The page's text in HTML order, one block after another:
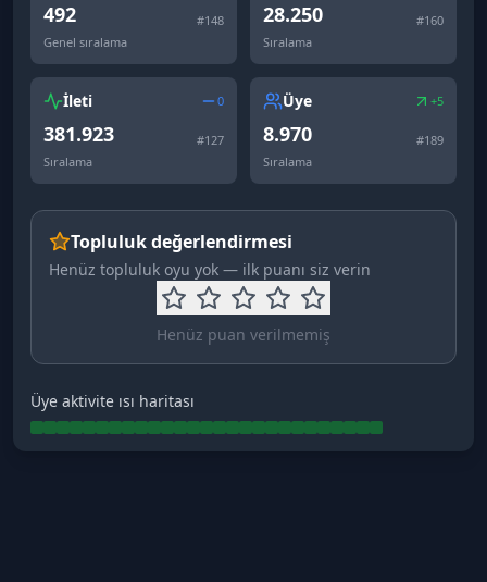
492 #148
Genel sıralama
28.250 #160
Sıralama
İleti 0
381.923 #127
Sıralama
Üye +5
8.970 #189
Sıralama
Topluluk değerlendirmesi
Henüz topluluk oyu yok — ilk puanı siz verin
Henüz puan verilmemiş
Üye aktivite ısı haritası